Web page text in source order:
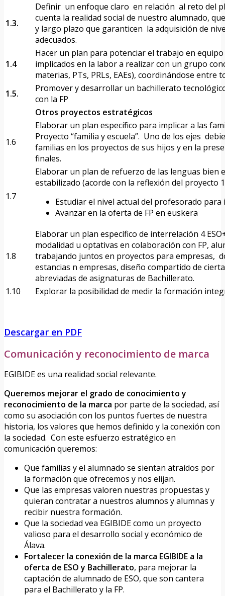
1.3.
Definir un enfoque claro en relación al reto del
cuenta la realidad social de nuestro alumnado,
y largo plazo que garanticen la adquisición de
adecuados.
1.4
Hacer un plan para potenciar el trabajo en
implicados en la labor a realizar con un grupo
materias, PTs, PRLs, EAEs), coordinándose entre
1.5.
Promover y desarrollar un bachillerato
con la FP
Otros proyectos estratégicos
1.6
Elaborar un plan específico para implicar a las
Proyecto “familia y escuela”. Uno de los ejes
familias en los proyectos de sus hijos y en la
finales.
1.7
Elaborar un plan de refuerzo de las lenguas bien
estabilizado (acorde con la reflexión del proyecto
Estudiar el nivel actual del profesorado
Avanzar en la oferta de FP en euskera
1.8
Elaborar un plan específico de interrelación 4
modalidad u optativas en colaboración con FP,
trabajando juntos en proyectos para empresas,
estancias n empresas, diseño compartido de
abreviadas de asignaturas de Bachillerato.
1.10
Explorar la posibilidad de medir la formación
Descargar en PDF
Comunicación y reconocimiento de marca
EGIBIDE es una realidad social relevante.
Queremos mejorar el grado de conocimiento y
reconocimiento de la marca por parte de la sociedad, así
como su asociación con los puntos fuertes de nuestra
historia, los valores que hemos definido y la conexión con
la sociedad. Con este esfuerzo estratégico en
comunicación queremos:
Que familias y el alumnado se sientan atraídos por
la formación que ofrecemos y nos elijan.
Que las empresas valoren nuestras propuestas y
quieran contratar a nuestros alumnos y alumnas y
recibir nuestra formación.
Que la sociedad vea EGIBIDE como un proyecto
valioso para el desarrollo social y económico de
Álava.
Fortalecer la conexión de la marca EGIBIDE a la
oferta de ESO y Bachillerato, para mejorar la
captación de alumnado de ESO, que son cantera
para el Bachillerato y la FP.